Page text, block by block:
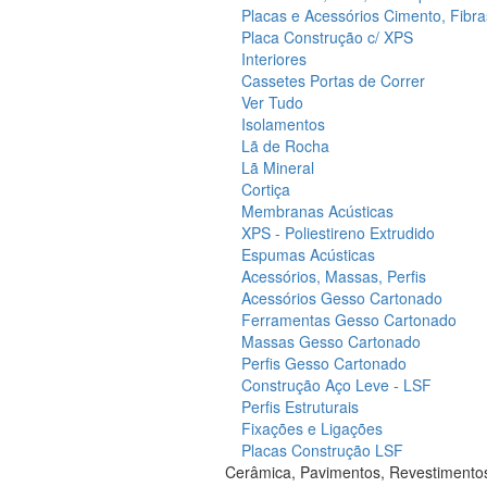
Placas e Acessórios Cimento,
Placa Construção c/ XPS
Interiores
Cassetes Portas de Correr
Ver Tudo
Isolamentos
Lã de Rocha
Lã Mineral
Cortiça
Membranas Acústicas
XPS - Poliestireno Extrudido
Espumas Acústicas
Acessórios, Massas, Perfis
Acessórios Gesso Cartonado
Ferramentas Gesso Cartonado
Massas Gesso Cartonado
Perfis Gesso Cartonado
Construção Aço Leve - LSF
Perfis Estruturais
Fixações e Ligações
Placas Construção LSF
Cerâmica, Pavimentos,